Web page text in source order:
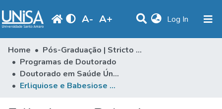
A- A+ Log In (current)
Communities & Collections
Statistics
Browse
Home
Pós-Graduação | Stricto Sensu
Programas de Doutorado
Doutorado em Saúde Única
Erliquiose e Babesiose em São Paulo: impacto de condutas clínicas na seleção de patógenos